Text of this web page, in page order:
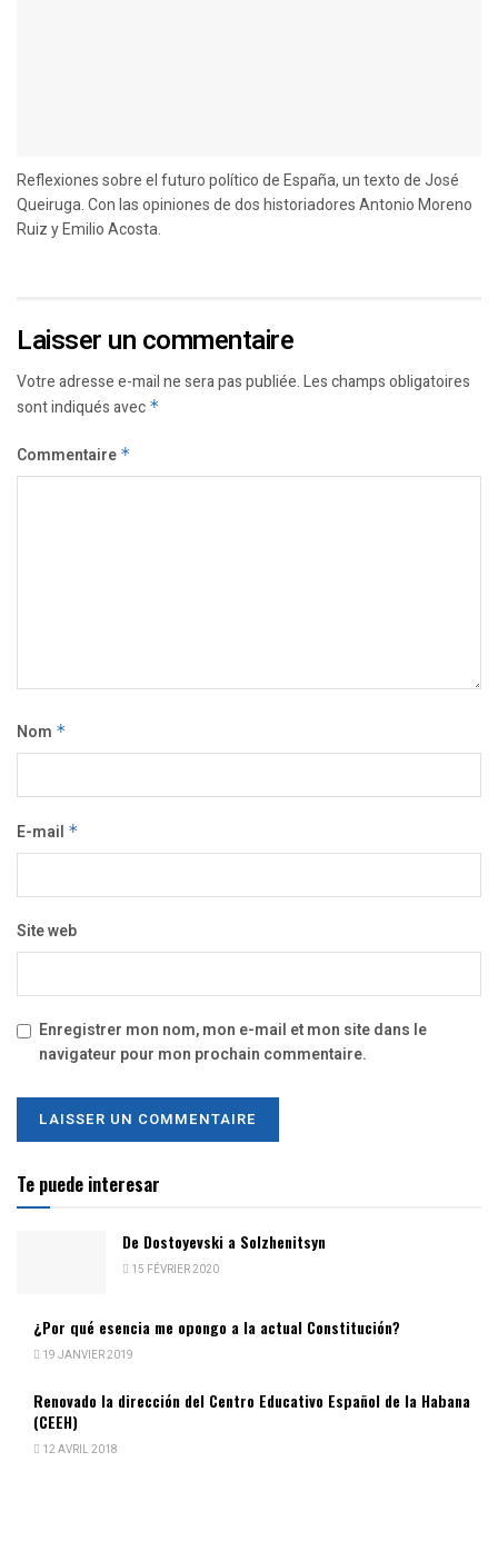
Reflexiones sobre el futuro político de España, un texto de José
Queiruga. Con las opiniones de dos historiadores Antonio Moreno
Ruiz y Emilio Acosta.
Laisser un commentaire
Votre adresse e-mail ne sera pas publiée.Les champs obligatoires
sont indiqués avec *
Commentaire *
Nom *
E-mail *
Site web
Enregistrer mon nom, mon e-mail et mon site dans le
navigateur pour mon prochain commentaire.
Te puede interesar
De Dostoyevski a Solzhenitsyn
15 FÉVRIER 2020
¿Por qué esencia me opongo a la actual Constitución?
19 JANVIER 2019
Renovado la dirección del Centro Educativo Español de la Habana
(CEEH)
12 AVRIL 2018